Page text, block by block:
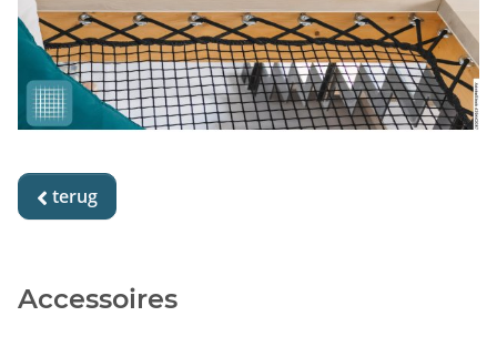
 terug
Accessoires